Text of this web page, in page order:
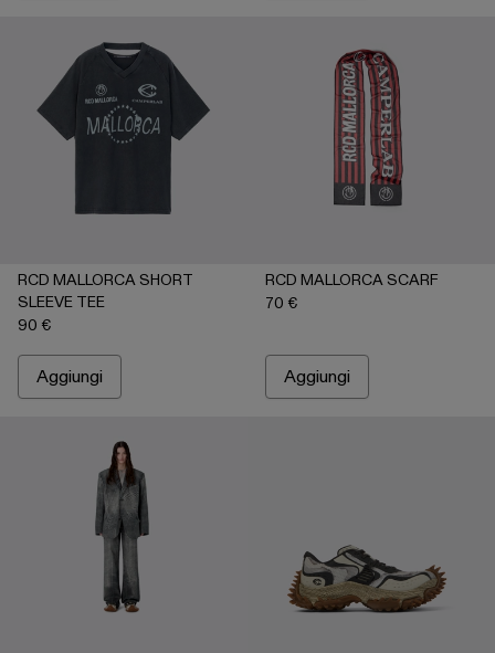
RCD MALLORCA SHORT
SLEEVE TEE
90 €
Aggiungi
RCD MALLORCA SCARF
70 €
Aggiungi